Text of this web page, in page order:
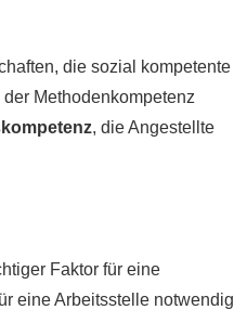
die sozial kompetente
Methodenkompetenz
, die Angestellte
Faktor für eine
eine Arbeitsstelle notwendig